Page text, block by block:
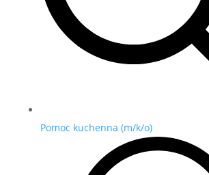
Pomoc kuchenna (m/k/o)